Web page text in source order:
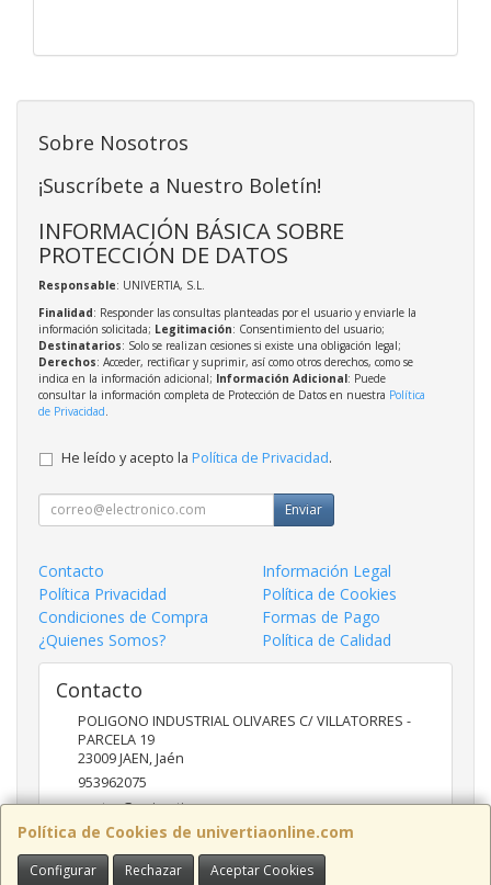
Política de Cookies de univertiaonline.com
Configurar Rechazar Aceptar Cookies
Sobre Nosotros
¡Suscríbete a Nuestro Boletín!
INFORMACIÓN BÁSICA SOBRE
PROTECCIÓN DE DATOS
Responsable: UNIVERTIA, S.L.
Finalidad: Responder las consultas planteadas por el usuario y enviarle la
información solicitada; Legitimación: Consentimiento del usuario;
Destinatarios: Solo se realizan cesiones si existe una obligación legal;
Derechos: Acceder, rectificar y suprimir, así como otros derechos, como se
indica en la información adicional; Información Adicional: Puede
consultar la información completa de Protección de Datos en nuestra Política
de Privacidad
He leído y acepto la Política de Privacidad.
Enviar
Contacto
Información Legal
Política Privacidad
Política de Cookies
Condiciones de Compra
Formas de Pago
¿Quienes Somos?
Política de Calidad
Contacto
POLIGONO INDUSTRIAL OLIVARES C/ VILLATORRES -
PARCELA 19
23009JAEN,Jaén
953962075
ventas@univertia.es
Horario